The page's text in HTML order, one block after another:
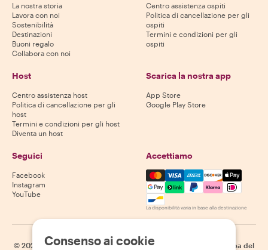
La nostra storia
Lavora con noi
Sostenibilità
Destinazioni
Buoni regalo
Collabora con noi
Centro assistenza ospiti
Politica di cancellazione per gli
ospiti
Termini e condizioni per gli
ospiti
Host
Centro assistenza host
Politica di cancellazione per gli
host
Termini e condizioni per gli host
Diventa un host
Scarica la nostra app
App Store
Google Play Store
Seguici
Facebook
Instagram
YouTube
Accettiamo
Mastercard, Visa, Amex,
La disponibilità varia in base alla destinazione
© 2026 Withlocals.com | Informativa sulla privacy
Mappa del
Consenso ai cookie